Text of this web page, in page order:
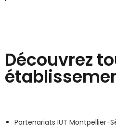
Découvrez
Partenariats IUT Montpellier-